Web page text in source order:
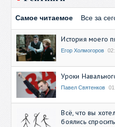
Самое читаемое Все за
История моего
Егор Холмогоров
Уроки
Павел Святенков
Всё, что вы
боялись спросить